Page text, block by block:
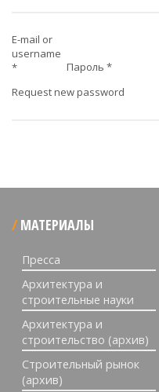
E-mail or
username
*
Пароль *
Request new password
МАТЕРИАЛЫ
Пресса
Архитектура и
строительные науки
Архитектура и
строительство (архив)
Строительный рынок
(архив)